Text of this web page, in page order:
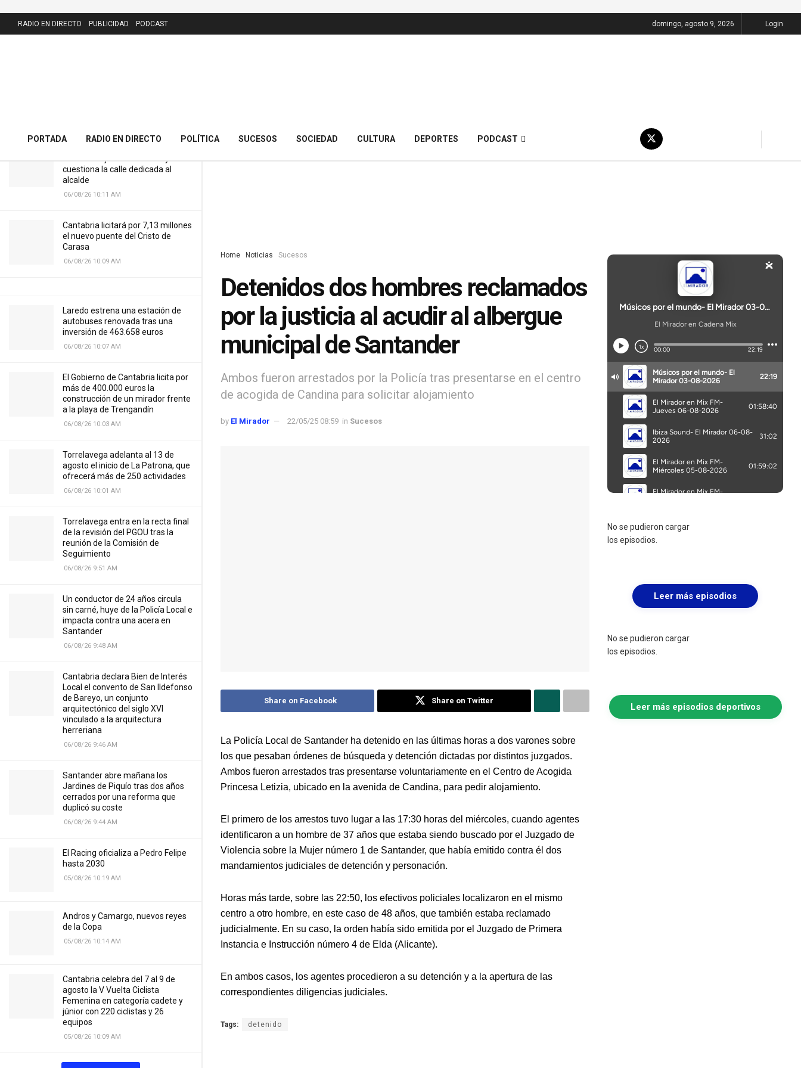
cuestiona la calle dedicada al
alcalde
06/08/26 10:11 AM
Cantabria licitará por 7,13 millones
el nuevo puente del Cristo de
Carasa
06/08/26 10:09 AM
Laredo estrena una estación de
autobuses renovada tras una
inversión de 463.658 euros
06/08/26 10:07 AM
El Gobierno de Cantabria licita por
más de 400.000 euros la
construcción de un mirador frente
a la playa de Trengandín
06/08/26 10:03 AM
Torrelavega adelanta al 13 de
agosto el inicio de La Patrona, que
ofrecerá más de 250 actividades
06/08/26 10:01 AM
Torrelavega entra en la recta final
de la revisión del PGOU tras la
reunión de la Comisión de
Seguimiento
06/08/26 9:51 AM
Un conductor de 24 años circula
sin carné, huye de la Policía Local e
impacta contra una acera en
Santander
06/08/26 9:48 AM
Cantabria declara Bien de Interés
Local el convento de San Ildefonso
de Bareyo, un conjunto
arquitectónico del siglo XVI
vinculado a la arquitectura
herreriana
06/08/26 9:46 AM
Santander abre mañana los
Jardines de Piquío tras dos años
cerrados por una reforma que
duplicó su coste
06/08/26 9:44 AM
El Racing oficializa a Pedro Felipe
hasta 2030
05/08/26 10:19 AM
Andros y Camargo, nuevos reyes
de la Copa
05/08/26 10:14 AM
Cantabria celebra del 7 al 9 de
agosto la V Vuelta Ciclista
Femenina en categoría cadete y
júnior con 220 ciclistas y 26
equipos
05/08/26 10:09 AM
RADIO EN DIRECTO PUBLICIDAD PODCAST domingo, agosto 9, 2026 Login
PORTADA RADIO EN DIRECTO POLÍTICA SUCESOS SOCIEDAD CULTURA DEPORTES PODCAST
Home Noticias Sucesos
Detenidos dos hombres reclamados
por la justicia al acudir al albergue
municipal de Santander
Ambos fueron arrestados por la Policía tras presentarse en el centro
de acogida de Candina para solicitar alojamiento
by El Mirador 22/05/25 08:59 in Sucesos
Share on Facebook Share on Twitter
La Policía Local de Santander ha detenido en las últimas horas a dos varones sobre
los que pesaban órdenes de búsqueda y detención dictadas por distintos juzgados.
Ambos fueron arrestados tras presentarse voluntariamente en el Centro de Acogida
Princesa Letizia, ubicado en la avenida de Candina, para pedir alojamiento.
El primero de los arrestos tuvo lugar a las 17:30 horas del miércoles, cuando agentes
identificaron a un hombre de 37 años que estaba siendo buscado por el Juzgado de
Violencia sobre la Mujer número 1 de Santander, que había emitido contra él dos
mandamientos judiciales de detención y personación.
Horas más tarde, sobre las 22:50, los efectivos policiales localizaron en el mismo
centro a otro hombre, en este caso de 48 años, que también estaba reclamado
judicialmente. En su caso, la orden había sido emitida por el Juzgado de Primera
Instancia e Instrucción número 4 de Elda (Alicante).
En ambos casos, los agentes procedieron a su detención y a la apertura de las
correspondientes diligencias judiciales.
Tags: detenido
No se pudieron cargar
los episodios.
Leer más episodios
No se pudieron cargar
los episodios.
Leer más episodios deportivos